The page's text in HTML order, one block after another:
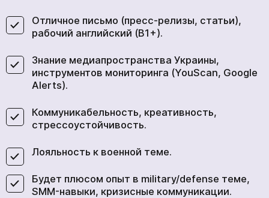
Отличное письмо (пресс-релизы, статьи),
рабочий английский (B1+).
Знание медиапространства Украины,
инструментов мониторинга (YouScan, Google
Alerts).
Коммуникабельность, креативность,
стрессоустойчивость.
Лояльность к военной теме.
Будет плюсом опыт в military/defense теме,
SMM-навыки, кризисные коммуникации.